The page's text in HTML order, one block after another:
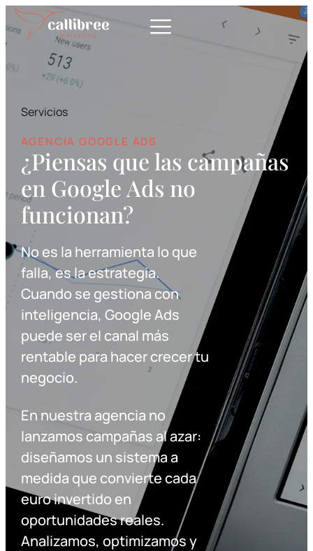
contenido
Servicios
AGENCIA GOOGLE ADS
¿Piensas que las campañas
en Google Ads no
funcionan?
No es la herramienta lo que
falla, es la estrategia.
Cuando se gestiona con
inteligencia, Google Ads
puede ser el canal más
rentable para hacer crecer tu
negocio.
En nuestra agencia no
lanzamos campañas al azar:
diseñamos un sistema a
medida que convierte cada
euro invertido en
oportunidades reales.
Analizamos, optimizamos y